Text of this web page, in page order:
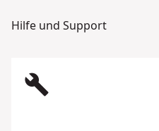
Hilfe und Support
build